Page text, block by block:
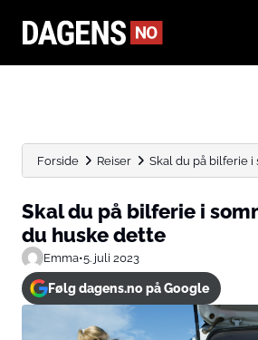
Forside Reiser Skal du på bilferie i
Skal du på bilferie i
du huske dette
Emma•5. juli 2023
Følg dagens.no på Google